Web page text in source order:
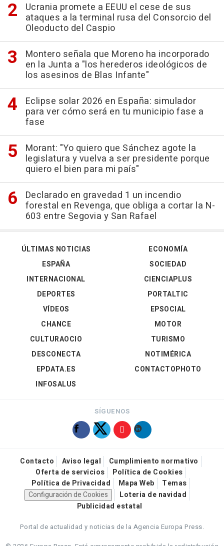
Ucrania promete a EEUU el cese de sus
ataques a la terminal rusa del Consorcio del
Oleoducto del Caspio
Montero señala que Moreno ha incorporado
en la Junta a "los herederos ideológicos de
los asesinos de Blas Infante"
Eclipse solar 2026 en España: simulador
para ver cómo será en tu municipio fase a
fase
Morant: "Yo quiero que Sánchez agote la
legislatura y vuelva a ser presidente porque
quiero el bien para mi país"
Declarado en gravedad 1 un incendio
forestal en Revenga, que obliga a cortar la N-
603 entre Segovia y San Rafael
ÚLTIMAS NOTICIAS
ESPAÑA
INTERNACIONAL
DEPORTES
VÍDEOS
ECONOMÍA
SOCIEDAD
CIENCIAPLUS
PORTALTIC
EPSOCIAL
CHANCE
CULTURAOCIO
DESCONECTA
EPDATA.ES
INFOSALUS
MOTOR
TURISMO
NOTIMÉRICA
CONTACTOPHOTO
SÍGUENOS
Contacto Aviso legal
Cumplimiento normativo
Oferta de servicios
Política de Cookies
Política de Privacidad
Mapa Web
Temas
Configuración de Cookies
Loteria de navidad
Publicidad estatal
Portal de actualidad y noticias de la Agencia Europa Press.